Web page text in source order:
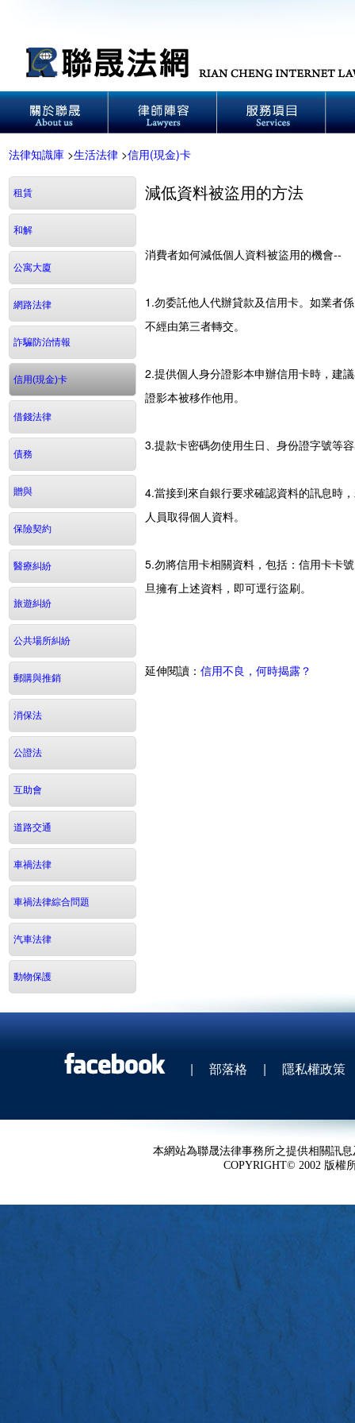
法律知識庫 >生活法律 >信用(現金)卡
租賃
和解
公寓大廈
網路法律
詐騙防治情報
信用(現金)卡
借錢法律
債務
贈與
保險契約
醫療糾紛
旅遊糾紛
公共場所糾紛
郵購與推銷
消保法
公證法
互助會
道路交通
車禍法律
車禍法律綜合問題
汽車法律
動物保護
減低資料被盜用的方法
消費者如何減低個人資料被盜用的機會--
1.勿委託他人代辦貸款及信用卡。如業者
不經由第三者轉交。
2.提供個人身分證影本申辦信用卡時，建
證影本被移作他用。
3.提款卡密碼勿使用生日、身份證字號等
4.當接到來自銀行要求確認資料的訊息時
人員取得個人資料。
5.勿將信用卡相關資料，包括：信用卡卡
旦擁有上述資料，即可逕行盜刷。
延伸閱讀： 信用不良，何時揭露？
| 部落格 | 隱私權政策
本網站為聯晟法律事務所之提供相關訊
COPYRIGHT© 2002 版權